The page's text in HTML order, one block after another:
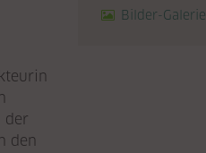
der
den
 Bilder-Galerie